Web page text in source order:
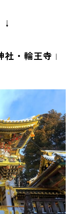
社・輪王寺 ｜